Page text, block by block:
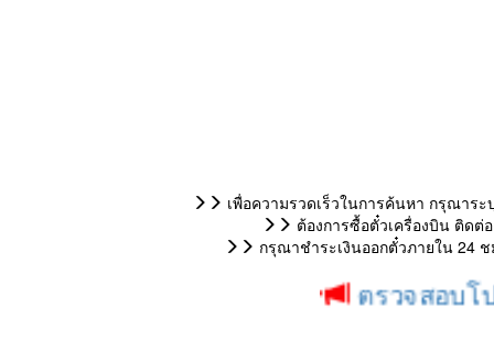
เพื่อความรวดเร็วในการค้นหา กรุณาร
ต้องการซื้อตั๋วเครื่องบิน ติดต่
กรุณาชำระเงินออกตั๋วภายใน 24
ตรวจสอบโปรโ